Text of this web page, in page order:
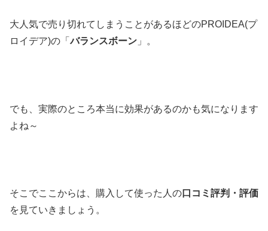
大人気で売り切れてしまうことがあるほどのPROIDEA(プ
ロイデア)の「バランスボーン 」。
でも、実際のところ本当に効果があるのかも気になります
よね～
そこでここからは、購入して使った人の口コミ評判・評価
を見ていきましょう。